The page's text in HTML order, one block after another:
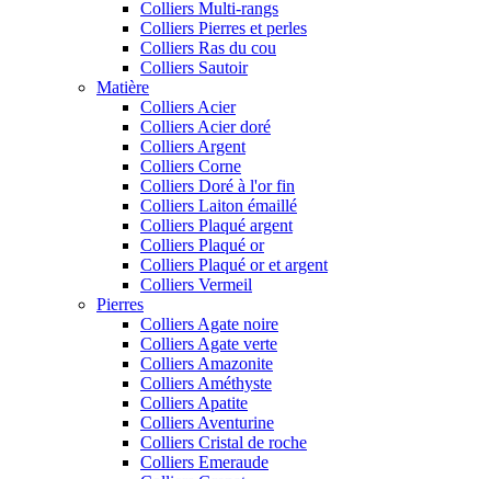
Colliers Multi-rangs
Colliers Pierres et perles
Colliers Ras du cou
Colliers Sautoir
Matière
Colliers Acier
Colliers Acier doré
Colliers Argent
Colliers Corne
Colliers Doré à l'or fin
Colliers Laiton émaillé
Colliers Plaqué argent
Colliers Plaqué or
Colliers Plaqué or et argent
Colliers Vermeil
Pierres
Colliers Agate noire
Colliers Agate verte
Colliers Amazonite
Colliers Améthyste
Colliers Apatite
Colliers Aventurine
Colliers Cristal de roche
Colliers Emeraude